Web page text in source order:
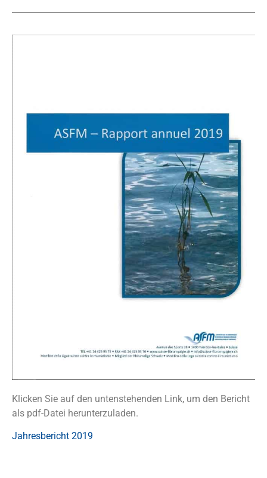
Klicken Sie auf den untenstehenden Link, um den Bericht
als pdf-Datei herunterzuladen.
Jahresbericht 2019